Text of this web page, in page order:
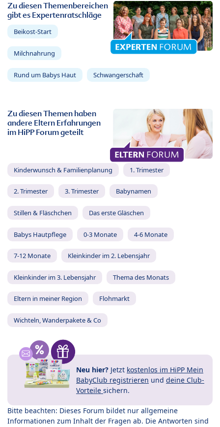
Zu diesen Themenbereichen
gibt es Expertenratschläge
Beikost-Start
Milchnahrung
Rund um Babys Haut Schwangerschaft
Zu diesen Themen haben
andere Eltern Erfahrungen
im HiPP Forum geteilt
Kinderwunsch & Familienplanung 1. Trimester
2. Trimester 3. Trimester Babynamen
Stillen & Fläschchen Das erste Gläschen
Babys Hautpflege 0-3 Monate 4-6 Monate
7-12 Monate Kleinkinder im 2. Lebensjahr
Kleinkinder im 3. Lebensjahr Thema des Monats
Eltern in meiner Region Flohmarkt
Wichteln, Wanderpakete & Co
Neu hier? Jetzt kostenlos im HiPP Mein
BabyClub registrieren und deine Club-
Vorteile sichern.
Bitte beachten: Dieses Forum bildet nur allgemeine
Informationen zum Inhalt der Fragen ab. Die Antworten sind